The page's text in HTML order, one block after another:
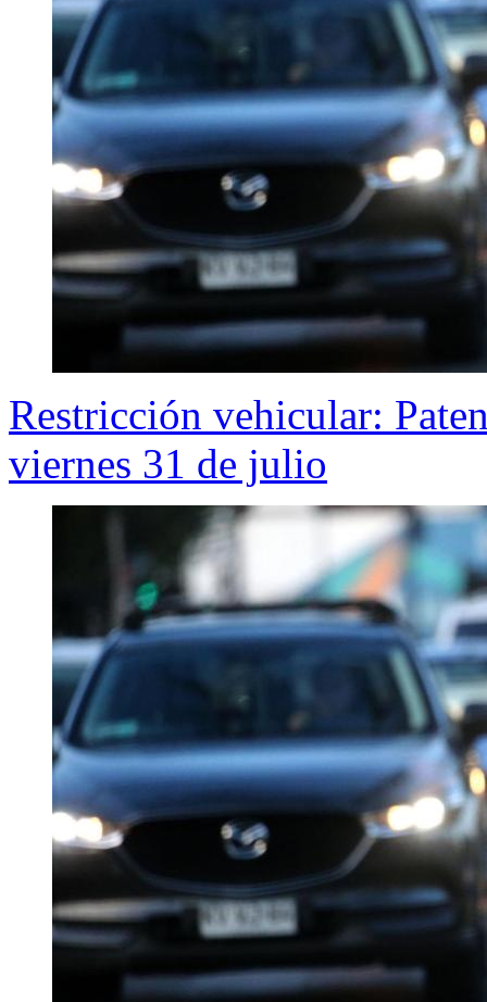
Restricción vehicular:
viernes 31 de julio